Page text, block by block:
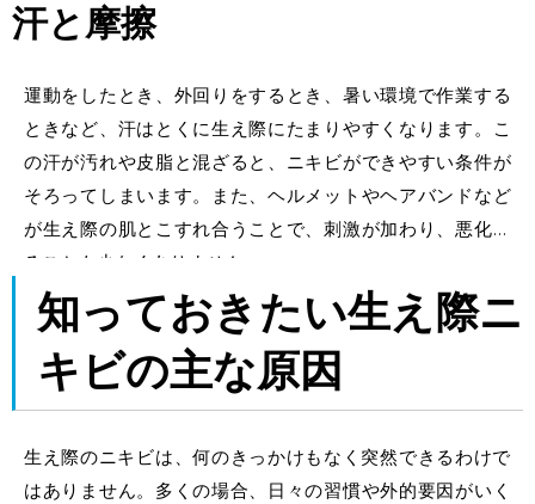
汗と摩擦
運動をしたとき、外回りをするとき、暑い環境で作業する
ときなど、汗はとくに生え際にたまりやすくなります。こ
の汗が汚れや皮脂と混ざると、ニキビができやすい条件が
そろってしまいます。また、ヘルメットやヘアバンドなど
が生え際の肌とこすれ合うことで、刺激が加わり、悪化す
ることも少なくありません。
知っておきたい生え際ニ
キビの主な原因
生え際のニキビは、何のきっかけもなく突然できるわけで
はありません。多くの場合、日々の習慣や外的要因がいく